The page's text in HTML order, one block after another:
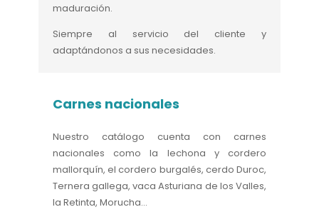
maduración.
Siempre al servicio del cliente y
adaptándonos a sus necesidades.
Carnes nacionales
Nuestro catálogo cuenta con carnes
nacionales como la lechona y cordero
mallorquín, el cordero burgalés, cerdo Duroc,
Ternera gallega, vaca Asturiana de los Valles,
la Retinta, Morucha…